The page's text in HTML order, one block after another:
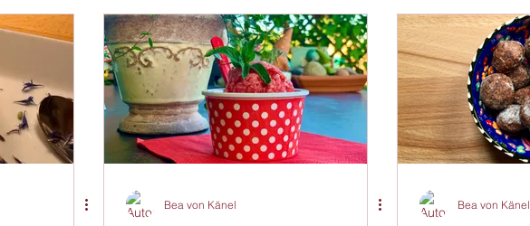
Vorspeise Phyto Getränk Allgemeine Gesundheit
Bea von Känel Bea von Känel